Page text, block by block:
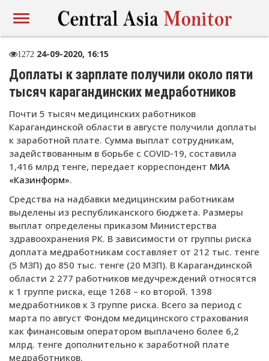
1272 24-09-2020, 16:15
Доплаты к зарплате получили около пяти
тысяч карагандинских медработников
Почти 5 тысяч медицинских работников
Карагандинской области в августе получили доплаты
к заработной плате. Сумма выплат сотрудникам,
задействованным в борьбе с COVID-19, составила
1,416 млрд тенге, передает корреспондент МИА
«Казинформ».
Средства на надбавки медицинским работникам
выделены из республиканского бюджета. Размеры
выплат определены приказом Министерства
здравоохранения РК. В зависимости от группы риска
доплата медработникам составляет от 212 тыс. тенге
(5 МЗП) до 850 тыс. тенге (20 МЗП). В Карагандинской
области 2 277 работников медучреждений относятся
к 1 группе риска, еще 1268 – ко второй. 1398
медработников к 3 группе риска. Всего за период с
марта по август Фондом медицинского страхования
как финансовым оператором выплачено более 6,2
млрд. тенге дополнительно к заработной плате
медработников.